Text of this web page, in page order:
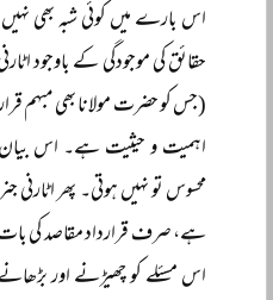
اس بارے میں کوئی شبہ بھی
حقائق کی موجودگی کے باوجود
(جس کو حضرت مولانا بھی مبہم
اہمیت و حیثیت ہے۔ اس بیان
محسوس تو نہیں ہوتی۔ پھر
ہے، صرف قرارداد مقاصد کی
اس مسئلے کو چھیڑنے اور